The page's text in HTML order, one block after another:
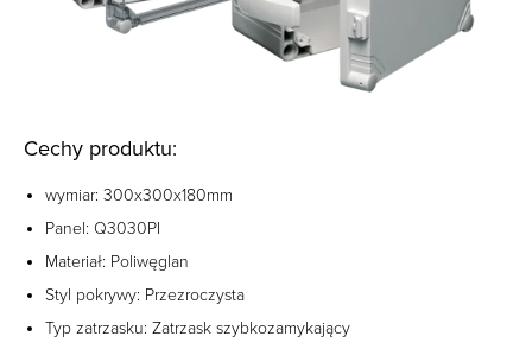
Cechy produktu:
wymiar: 300x300x180mm
Panel: Q3030PI
Materiał: Poliwęglan
Styl pokrywy: Przezroczysta
Typ zatrzasku: Zatrzask szybkozamykający